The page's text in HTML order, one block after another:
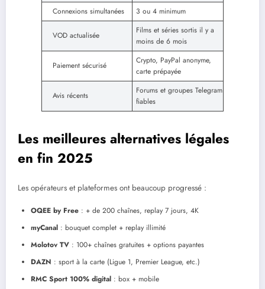
Connexions simultanées 3 ou 4 minimum
VOD actualisée
Films et séries sortis il y a
moins de 6 mois
Paiement sécurisé
Crypto, PayPal anonyme,
carte prépayée
Avis récents
Forums et groupes Telegram
fiables
Les meilleures alternatives légales
en fin 2025
Les opérateurs et plateformes ont beaucoup progressé :
OQEE by Free : + de 200 chaînes, replay 7 jours, 4K
myCanal : bouquet complet + replay illimité
Molotov TV : 100+ chaînes gratuites + options payantes
DAZN : sport à la carte (Ligue 1, Premier League, etc.)
RMC Sport 100% digital : box + mobile